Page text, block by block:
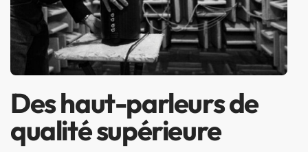
Des haut-parleurs de
qualité supérieure